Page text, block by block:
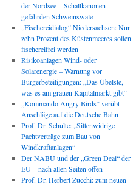
der Nordsee – Schallkanonen
gefährden Schweinswale
„Fischereidialog“ Niedersachsen: Nur
zehn Prozent des Küstenmeeres sollen
fischereifrei werden
Risikoanlagen Wind- oder
Solarenergie – Warnung vor
Bürgerbeteiligungen: „Das Übelste,
was es am grauen Kapitalmarkt gibt“
„Kommando Angry Birds“ verübt
Anschläge auf die Deutsche Bahn
Prof. Dr. Schulte: „Sittenwidrige
Pachtverträge zum Bau von
Windkraftanlagen“
Der NABU und der „Green Deal“ der
EU – nach allen Seiten offen
Prof. Dr. Herbert Zucchi: zum neuen